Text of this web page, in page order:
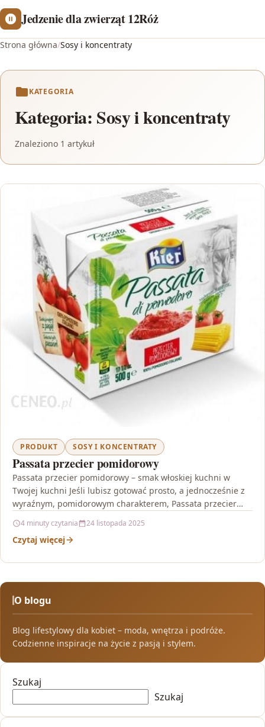
Jedzenie dla zwierząt 12Róż
Strona główna/Sosy i koncentraty
KATEGORIA
Kategoria: Sosy i koncentraty
Znaleziono 1 artykuł
PRODUKT SOSY I KONCENTRATY
Passata przecier pomidorowy
Passata przecier pomidorowy – smak włoskiej kuchni w
Twojej kuchni Jeśli lubisz gotować prosto, a jednocześnie z
wyraźnym, pomidorowym charakterem, Passata przecier
4 minuty czytania 24 listopada 2025
Czytaj więcej
O blogu
Blog lifestylowy dla kobiet – moda, wnętrza i podróże.
Codzienne inspiracje na życie z pasją i stylem.
Szukaj
Szukaj